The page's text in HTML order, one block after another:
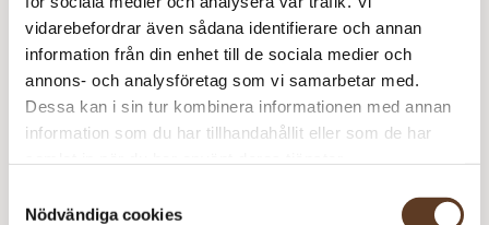
vidarebefordrar även sådana identifierare och annan
information från din enhet till de sociala medier och
annons- och analysföretag som vi samarbetar med.
Dessa kan i sin tur kombinera informationen med annan
information som du har tillhandahållit eller som de har
Nödvändiga cookies
Slutsåld